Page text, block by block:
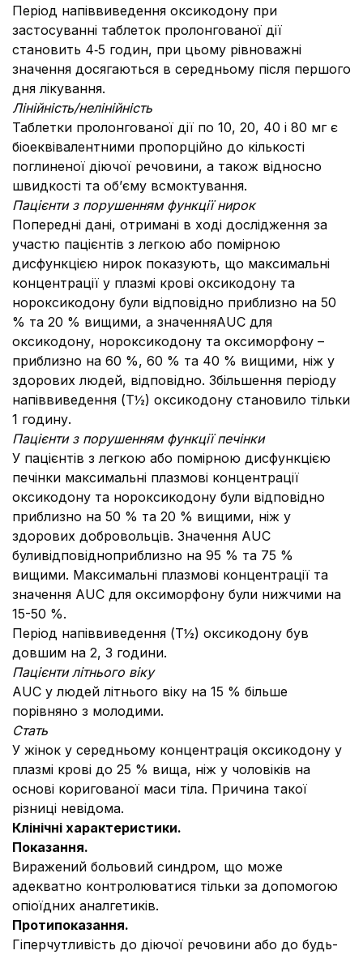
Період напіввиведення оксикодону при
застосуванні таблеток пролонгованої дії
становить 4‑5 годин, при цьому рівноважні
значення досягаються в середньому після першого
дня лікування.
Лінійність/нелінійність
Таблетки пролонгованої дії по 10, 20, 40 і 80 мг є
біоеквівалентними пропорційно до кількості
поглиненої діючої речовини, а також відносно
швидкості та об’єму всмоктування.
Пацієнти з порушенням функції нирок
Попередні дані, отримані в ході дослідження за
участю пацієнтів з легкою або помірною
дисфункцією нирок показують, що максимальні
концентрації у плазмі крові оксикодону та
нороксикодону були відповідно приблизно на 50
% та 20 % вищими, а значенняAUC для
оксикодону, нороксикодону та оксиморфону –
приблизно на 60 %, 60 % та 40 % вищими, ніж у
здорових людей, відповідно. Збільшення періоду
напіввиведення (T½) оксикодону становило тільки
1 годину.
Пацієнти з порушенням функції печінки
У пацієнтів з легкою або помірною дисфункцією
печінки максимальні плазмові концентрації
оксикодону та нороксикодону були відповідно
приблизно на 50 % та 20 % вищими, ніж у
здорових добровольців. Значення AUC
буливідповідноприблизно на 95 % та 75 %
вищими. Максимальні плазмові концентрації та
значення AUC для оксиморфону були нижчими на
15-50 %.
Період напіввиведення (T½) оксикодону був
довшим на 2, 3 години.
Пацієнти літнього віку
AUC у людей літнього віку на 15 % більше
порівняно з молодими.
Стать
У жінок у середньому концентрація оксикодону у
плазмі крові до 25 % вища, ніж у чоловіків на
основі коригованої маси тіла. Причина такої
різниці невідома.
Клінічні характеристики.
Показання.
Виражений больовий синдром, що може
адекватно контролюватися тільки за допомогою
опіоїдних аналгетиків.
Протипоказання.
Гіперчутливість до діючої речовини або до будь-